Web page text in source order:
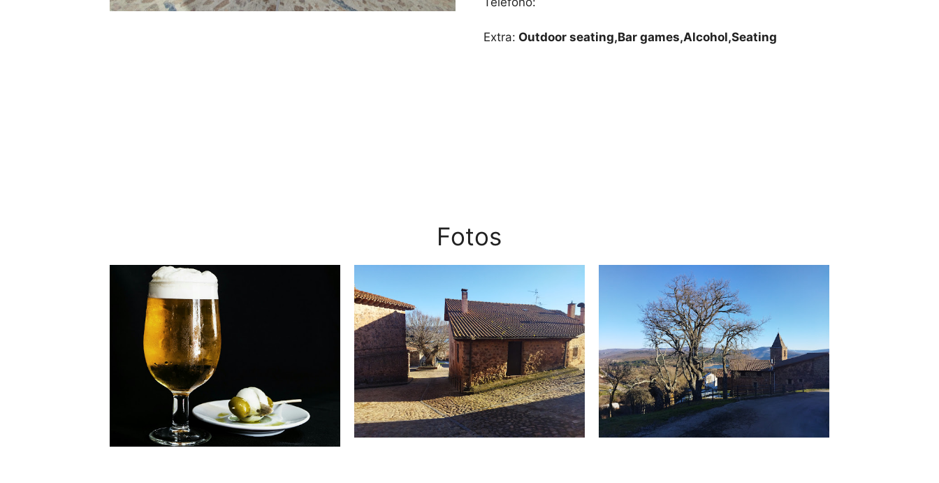
Extra: Outdoor seating,Bar games,Alcohol,Seating
Fotos